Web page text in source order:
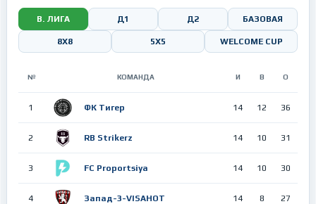
В. ЛИГА Д1 Д2 БАЗОВАЯ
8Х8 5X5 WELCOME CUP
№ КОМАНДА И В О
1 ФК Тигер 14 12 36
2 RB Strikerz 14 10 31
3 FC Proportsiya 14 10 30
4 Запад-3-VISAHOT 14 8 27